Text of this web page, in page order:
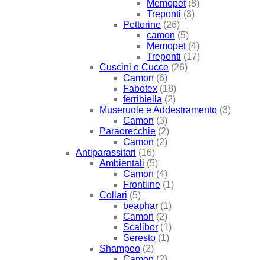
Memopet (8)
Treponti (3)
Pettorine (26)
camon (5)
Memopet (4)
Treponti (17)
Cuscini e Cucce (26)
Camon (6)
Fabotex (18)
ferribiella (2)
Museruole e Addestramento (3)
Camon (3)
Paraorecchie (2)
Camon (2)
Antiparassitari (16)
Ambientali (5)
Camon (4)
Frontline (1)
Collari (5)
beaphar (1)
Camon (2)
Scalibor (1)
Seresto (1)
Shampoo (2)